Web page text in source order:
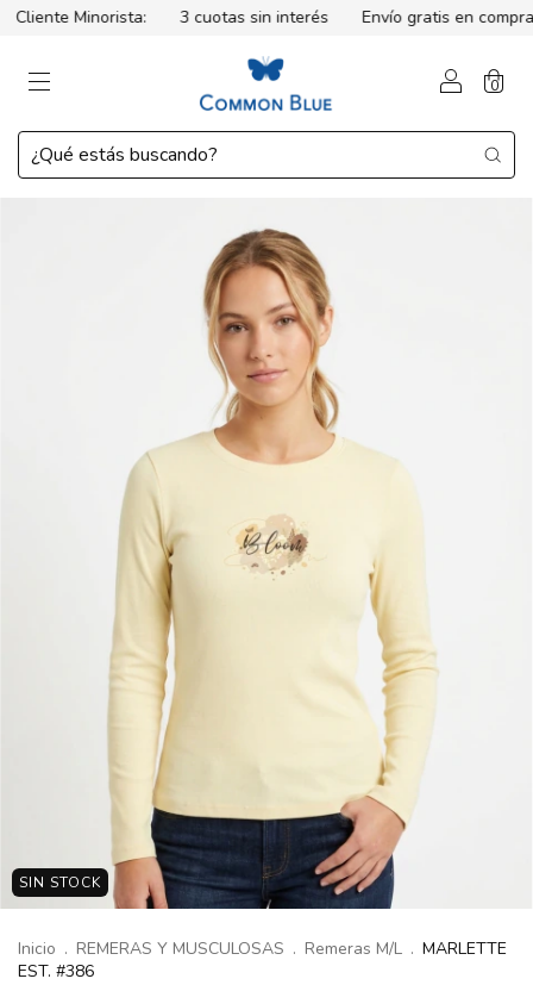
Minorista: 3 cuotas sin interés Envío gratis en
0
SIN STOCK
Inicio . REMERAS Y MUSCULOSAS . Remeras M/L . MARLETTE
EST. #386